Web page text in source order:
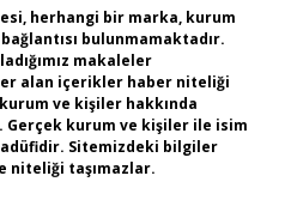
herhangi bir marka, kurum
bulunmamaktadır.
makaleler
alan içerikler haber niteliği
ve kişiler hakkında
Gerçek kurum ve kişiler ile isim
Sitemizdeki bilgiler
niteliği taşımazlar.